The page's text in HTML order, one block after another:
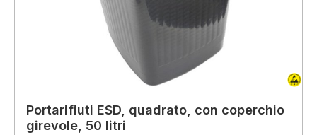
Portarifiuti ESD, quadrato, con coperchio
girevole, 50 litri